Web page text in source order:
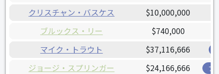
クリスチャン・バスケス $10,000,000
ブルックス・リー $740,000
マイク・トラウト $37,116,666
ジョージ・スプリンガー $24,166,666 ブ